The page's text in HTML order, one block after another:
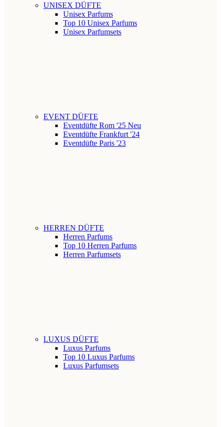
UNISEX DÜFTE
Unisex Parfums
Top 10 Unisex Parfums
Unisex Parfumsets
EVENT DÜFTE
Eventdüfte Rom '25 Neu
Eventdüfte Frankfurt '24
Eventdüfte Paris '23
HERREN DÜFTE
Herren Parfums
Top 10 Herren Parfums
Herren Parfumsets
LUXUS DÜFTE
Luxus Parfums
Top 10 Luxus Parfums
Luxus Parfumsets